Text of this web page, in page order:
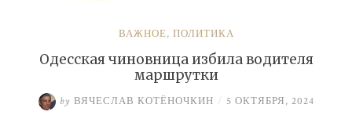
ВАЖНОЕ, ПОЛИТИКА
Одесская чиновница избила водителя
маршрутки
by ВЯЧЕСЛАВ КОТЁНОЧКИН / 5 ОКТЯБРЯ, 2024